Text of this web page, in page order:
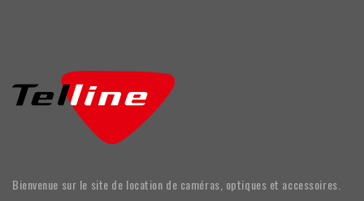
Bienvenue sur le site de location de caméras, optiques et accessoires.